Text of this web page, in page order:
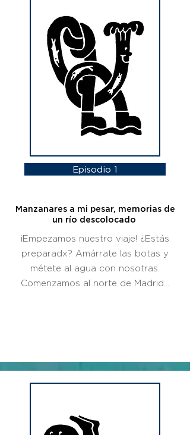
Episodio 1
Manzanares a mi pesar, memorias de
un río descolocado
¡Empezamos nuestro viaje! ¿Estás
preparadx? Amárrate las botas y
métete al agua con nosotras.
Comenzamos al norte de Madrid...